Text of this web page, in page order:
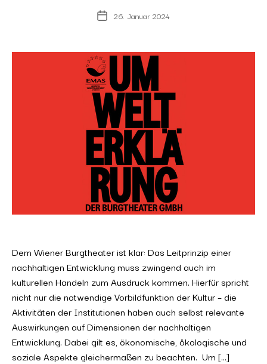
Post26. Januar 2024
Dem Wiener Burgtheater ist klar: Das Leitprinzip einer
nachhaltigen Entwicklung muss zwingend auch im
kulturellen Handeln zum Ausdruck kommen. Hierfür spricht
nicht nur die notwendige Vorbildfunktion der Kultur – die
Aktivitäten der Institutionen haben auch selbst relevante
Auswirkungen auf Dimensionen der nachhaltigen
Entwicklung. Dabei gilt es, ökonomische, ökologische und
soziale Aspekte gleichermaßen zu beachten. Um […]